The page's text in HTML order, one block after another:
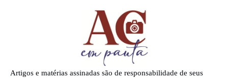
Artigos e matérias assinadas são de responsabilidade de seus